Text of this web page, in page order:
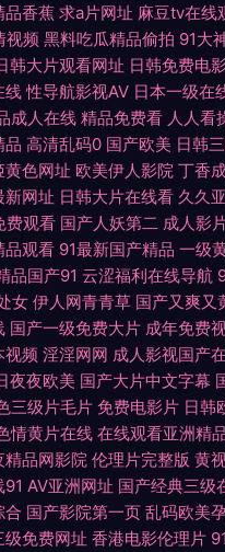
先锋 自拍第一页 a女v片电影探花 国产
网 91视频91 丁香五月花影院 久草资
16区 91资原总站 大香蕉青草 精品电
午夜影视 国产欧美日韩综合 蜜桃91
俺去射 国产精品日日摸 欧美艹逼
地 久草视频免费福利 日本黄色 亚洲
久久副利网 天天肏屄在线 91人妻
本有码天堂 在线观看欧美肏屄 av
利 av理论片在线 国产久草免视频 欧
碰在线人人 国产传媒精选 麻豆视频
品香蕉 求a片网址 麻豆tv在线
视频 黑料吃瓜精品偷拍 91大
韩大片观看网址 日韩免费电
线 性导航影视AV 日本一级在
成人在线 精品免费看 人人看
品 高清乱码0 国产欧美 日韩
黄色网址 欧美伊人影院 丁香
新网址 日韩大片在线看 久久
费观看 国产人妖第二 成人影
品观看 91最新国产精品 一级
品国产91 云涩福利在线导航
女 伊人网青青草 国产又爽又
国产一级免费大片 成年免费
视频 淫淫网网 成人影视国产
夜夜欧美 国产大片中文字幕
三级片毛片 免费电影片 日韩
情黄片在线 在线观看亚洲精
精品网影院 伦理片完整版 黄
AV亚洲网址 国产经典三级
合 国产影院第一页 乱码欧美
级免费网址 香港电影伦理片